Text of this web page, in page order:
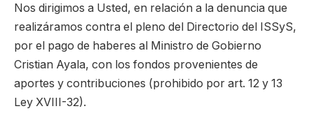
Nos dirigimos a Usted, en relación a la denuncia que
realizáramos contra el pleno del Directorio del ISSyS,
por el pago de haberes al Ministro de Gobierno
Cristian Ayala, con los fondos provenientes de
aportes y contribuciones (prohibido por art. 12 y 13
Ley XVIII-32).